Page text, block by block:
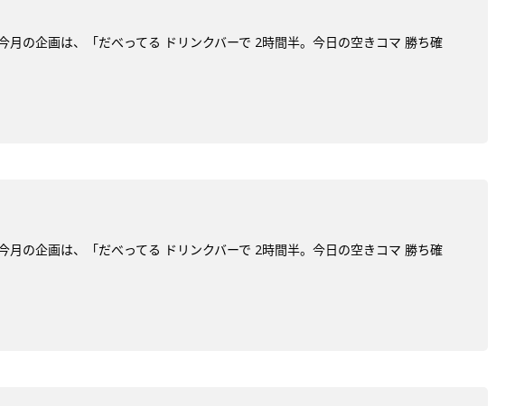
月の企画は、「だべってる ドリンクバーで 2時間半。今日の空きコマ 勝ち確
月の企画は、「だべってる ドリンクバーで 2時間半。今日の空きコマ 勝ち確